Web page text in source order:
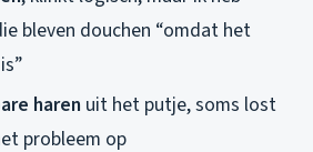
bleven douchen “omdat het
haren uit het putje, soms lost
probleem op